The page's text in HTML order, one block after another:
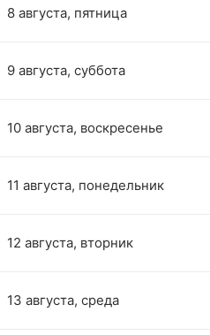
8 августа, пятница
9 августа, суббота
10 августа, воскресенье
11 августа, понедельник
12 августа, вторник
13 августа, среда